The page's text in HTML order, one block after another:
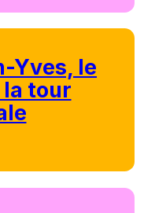
Yves, le
tour